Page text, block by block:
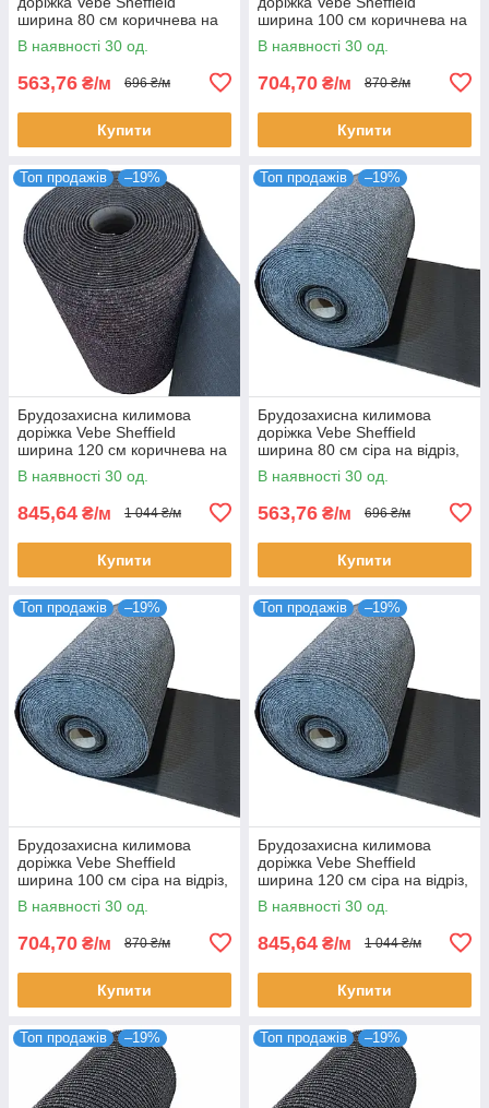
ширина 80 см коричнева на
відріз, гумова основа (ціна за
пог. м)
В наявності 30 од.
563,76 ₴/м 696 ₴/м
Купити
ширина 100 см коричнева на
відріз, гумова основа (ціна за
пог. м)
В наявності 30 од.
704,70 ₴/м 870 ₴/м
Купити
Топ продажів –19%
Брудозахисна килимова
доріжка Vebe Sheffield
ширина 120 см коричнева на
відріз, гумова основа (ціна за
пог. м)
В наявності 30 од.
845,64 ₴/м 1 044 ₴/м
Купити
Топ продажів –19%
Брудозахисна килимова
доріжка Vebe Sheffield
ширина 80 см сіра на відріз,
гумова основа (ціна за пог. м)
В наявності 30 од.
563,76 ₴/м 696 ₴/м
Купити
Топ продажів –19%
Брудозахисна килимова
доріжка Vebe Sheffield
ширина 100 см сіра на відріз,
гумова основа (ціна за пог. м)
В наявності 30 од.
704,70 ₴/м 870 ₴/м
Купити
Топ продажів –19%
Брудозахисна килимова
доріжка Vebe Sheffield
ширина 120 см сіра на відріз,
гумова основа (ціна за пог. м)
В наявності 30 од.
845,64 ₴/м 1 044 ₴/м
Купити
Топ продажів –19% Топ продажів –19%